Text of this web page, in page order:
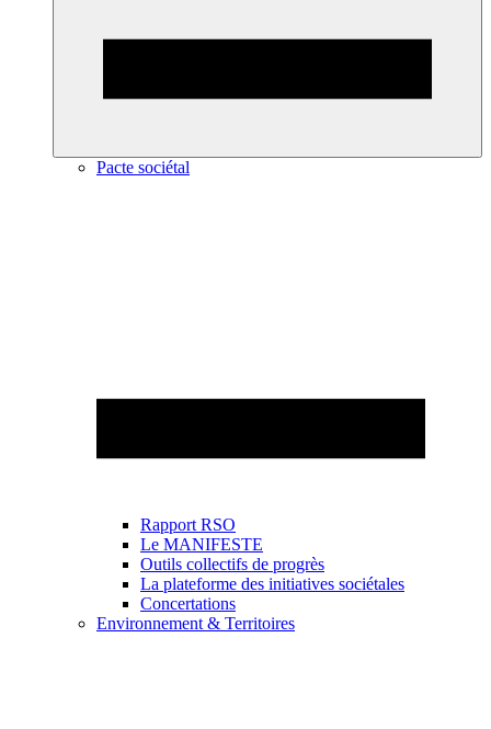
Pacte sociétal
Rapport RSO
Le MANIFESTE
Outils collectifs de progrès
La plateforme des initiatives sociétales
Concertations
Environnement & Territoires